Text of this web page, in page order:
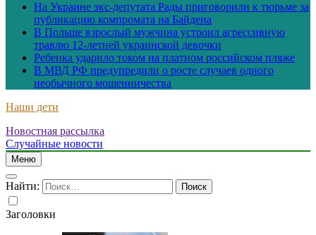
На Украине экс-депутата Рады приговорили к тюрьме за
публикацию компромата на Байдена
В Польше взрослый мужчина устроил агрессивную
травлю 12-летней украинской девочки
Ребенка ударило током на платном российском пляже
В МВД РФ предупредили о росте случаев одного
необычного мошенничества
Наши дети
Новостная рассылка
Случайные новости
Меню
Найти:
Заголовки